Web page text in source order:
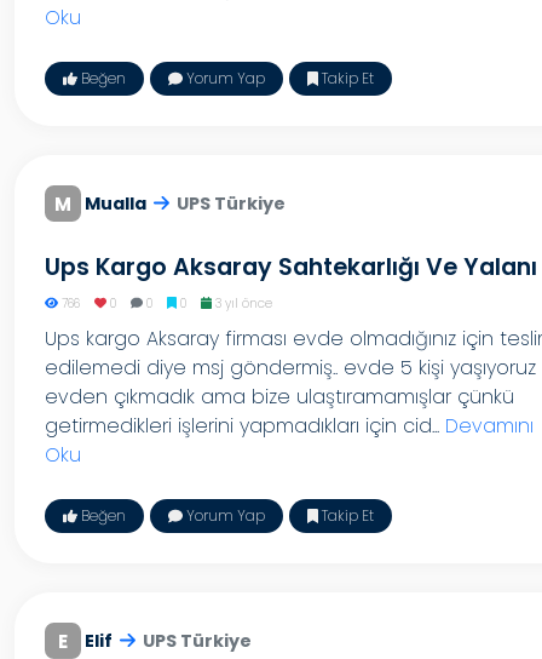
Oku
Beğen Yorum Yap Takip Et
M Mualla UPS Türkiye
Ups Kargo Aksaray Sahtekarlığı Ve Yalanı
766 0 0 0 3 yıl önce
Ups kargo Aksaray firması evde olmadığınız için
edilemedi diye msj göndermiş.. evde 5 kişi yaşıyoruz
evden çıkmadık ama bize ulaştıramamışlar çünkü
getirmedikleri işlerini yapmadıkları için cid... Devamını
Oku
Beğen Yorum Yap Takip Et
E Elif UPS Türkiye